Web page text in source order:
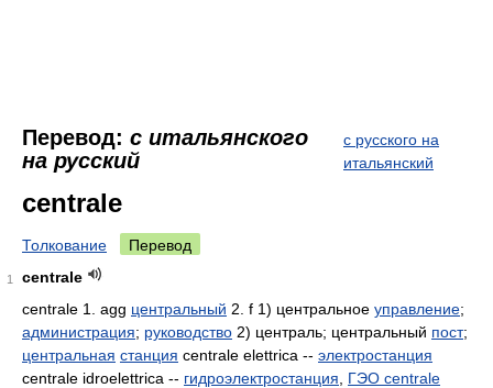
Перевод: с итальянского
на русский
с русского на
итальянский
centrale
Толкование Перевод
1
centrale
centrale 1. agg центральный 2. f 1) центральное управление;
администрация; руководство 2) централь; центральный пост;
центральная станция centrale elettrica -- электростанция
centrale idroelettrica -- гидроэлектростанция
ГЭО centrale